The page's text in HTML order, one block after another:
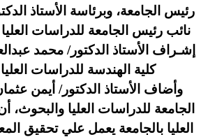
رئيس الجامعة، وبرئاسة الأستاذ
نائب رئيس الجامعة للدراسات
إشـراف الأستاذ الدكتور/ محمد
كلية الهندسة للدراسات
وأضاف الأستاذ الدكتور/ أيمن
الجامعة للدراسات العليا
العليا بالجامعة يعمل علي تحقيق